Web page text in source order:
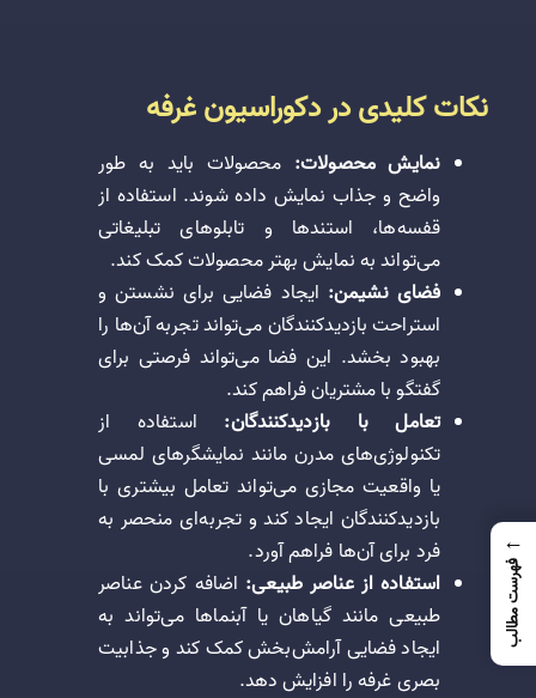
نکات کلیدی در دکوراسیون غرفه
نمایش محصولات: محصولات باید به طور
واضح و جذاب نمایش داده شوند. استفاده از
قفسه‌ها، استندها و تابلوهای تبلیغاتی
می‌تواند به نمایش بهتر محصولات کمک کند.
فضای نشیمن: ایجاد فضایی برای نشستن و
استراحت بازدیدکنندگان می‌تواند تجربه آن‌ها را
بهبود بخشد. این فضا می‌تواند فرصتی برای
گفتگو با مشتریان فراهم کند.
تعامل با بازدیدکنندگان: استفاده از
تکنولوژی‌های مدرن مانند نمایشگرهای لمسی
یا واقعیت مجازی می‌تواند تعامل بیشتری با
بازدیدکنندگان ایجاد کند و تجربه‌ای منحصر به
فرد برای آن‌ها فراهم آورد.
استفاده از عناصر طبیعی: اضافه کردن عناصر
طبیعی مانند گیاهان یا آبنماها می‌تواند به
ایجاد فضایی آرامش‌بخش کمک کند و جذابیت
بصری غرفه را افزایش دهد.
←
فهرست مطالب